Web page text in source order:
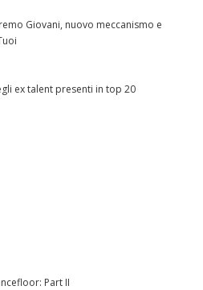
Giovani, nuovo meccanismo e
ex talent presenti in top 20
Part II